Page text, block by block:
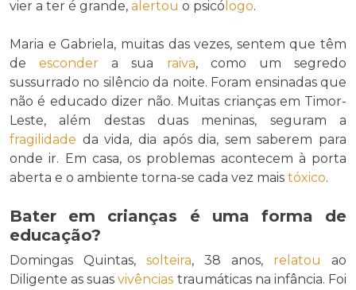
vier a ter é grande, alertou o psicó logo.
Maria e Gabriela, muitas das vezes, sentem que têm
deesconder a sua raiva, como um segredo
sussurrado no silêncio da noite. Foram ensinadas que
não é educado dizer não. Muitas crianças em Timor-
Leste, além destas duas meninas, seguram a
fragilidade da vida, dia após dia, sem saberem para
onde ir. Em casa, os problemas acontecem à porta
aberta e o ambiente torna-se cada vez mais tóxico.
Bater em crianças é uma forma de
educação?
Domingas Quintas, solteira, 38 anos, relatou
ao
Diligente as suasvivências traumáticas na infância. Foi